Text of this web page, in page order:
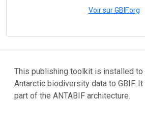
Voir sur GBIF.org
This publishing toolkit is installed to
Antarctic biodiversity data to GBIF.
part of the ANTABIF architecture.